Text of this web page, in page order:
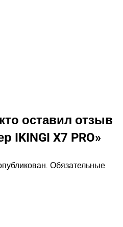
оставил отзыв
IKINGI X7 PRO»
Обязательные